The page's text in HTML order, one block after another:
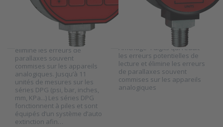
Les manomètres digitaux
séries DPG offrent une
grande précision (0.25% de
la PE). Affichage 4 digits qui
réduit les erreurs
potentielles de lecture et
élimine les erreurs de
parallaxes souvent
commises sur les appareils
analogiques. Jusqu’à 11
unités de mesures sur les
séries DPG (psi, bar, inches,
mm, KPa...) Les séries DPG
fonctionnent à piles et sont
équipés d’un système d’auto
extinction afin…
Les manomètres digitaux
séries DPG-A offrent une
grande précision (1% de la
PE) pour un prix raisonable.
Affichage 4 digits qui réduit
les erreurs potentielles de
lecture et élimine les erreurs
de parallaxes souvent
commises sur les appareils
analogiques
Press
ENTER for
more
options to
Dwyer
manomètre
digital série
DPGW
Press ENTER
for more
options to
Transmetteurs
de pression